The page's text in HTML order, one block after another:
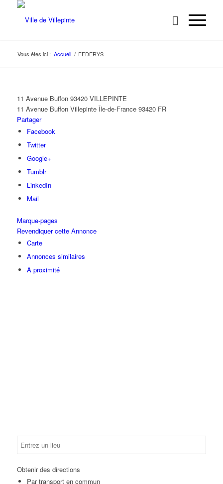
Vous êtes ici : Accueil / FEDERYS
11 Avenue Buffon 93420 VILLEPINTE
11 Avenue Buffon Villepinte Île-de-France 93420 FR
Partager
Facebook
Twitter
Google+
Tumblr
LinkedIn
Mail
Marque-pages
Revendiquer cette Annonce
Carte
Annonces similaires
A proximité
Obtenir des directions
Par transport en commun